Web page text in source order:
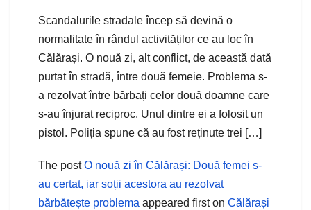
Scandalurile stradale încep să devină o
normalitate în rândul activităților ce au loc în
Călărași. O nouă zi, alt conflict, de această dată
purtat în stradă, între două femeie. Problema s-
a rezolvat între bărbați celor două doamne care
s-au înjurat reciproc. Unul dintre ei a folosit un
pistol. Poliția spune că au fost reținute trei […]
The postO nouă zi în Călărași: Două femei s-
au certat, iar soții acestora au rezolvat
bărbătește problema appeared first on Călărași